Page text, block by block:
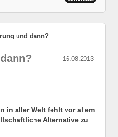
und dann?
16.08.2013
in aller Welt fehlt vor allem
Alternative zu